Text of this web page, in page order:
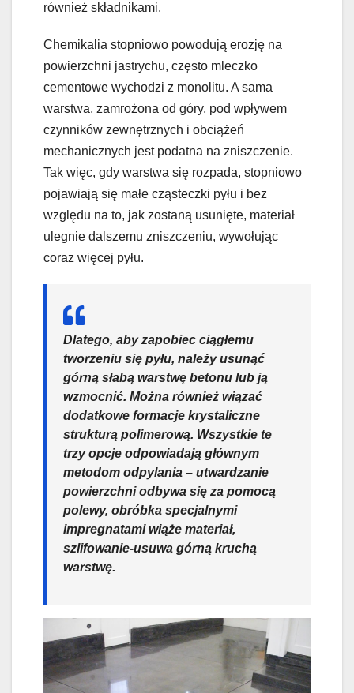
również składnikami.
Chemikalia stopniowo powodują erozję na
powierzchni jastrychu, często mleczko
cementowe wychodzi z monolitu. A sama
warstwa, zamrożona od góry, pod wpływem
czynników zewnętrznych i obciążeń
mechanicznych jest podatna na zniszczenie.
Tak więc, gdy warstwa się rozpada, stopniowo
pojawiają się małe cząsteczki pyłu i bez
względu na to, jak zostaną usunięte, materiał
ulegnie dalszemu zniszczeniu, wywołując
coraz więcej pyłu.
Dlatego, aby zapobiec ciągłemu
tworzeniu się pyłu, należy usunąć
górną słabą warstwę betonu lub ją
wzmocnić. Można również wiązać
dodatkowe formacje krystaliczne
strukturą polimerową. Wszystkie te
trzy opcje odpowiadają głównym
metodom odpylania – utwardzanie
powierzchni odbywa się za pomocą
polewy, obróbka specjalnymi
impregnatami wiąże materiał,
szlifowanie-usuwa górną kruchą
warstwę.